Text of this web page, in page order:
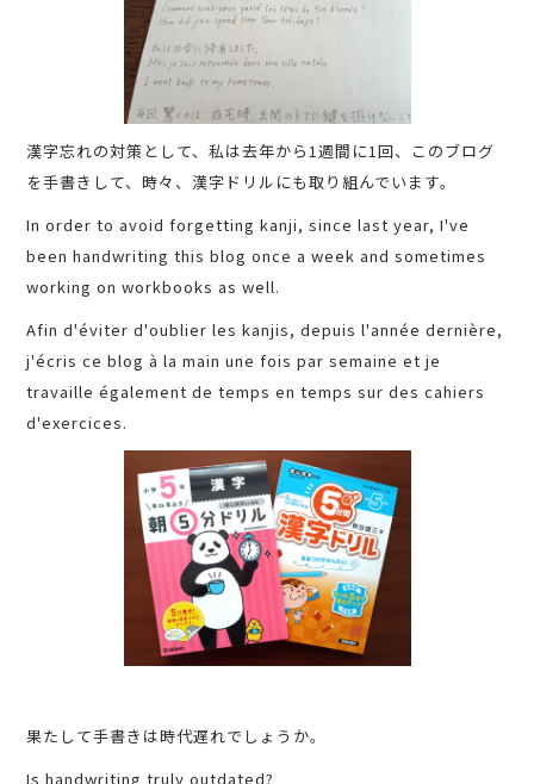
漢字忘れの対策として、私は去年から1週間に1回、このブログ
を手書きして、時々、漢字ドリルにも取り組んでいます。
In order to avoid forgetting kanji, since last year, I've
been handwriting this blog once a week and sometimes
working on workbooks as well.
Afin d'éviter d'oublier les kanjis, depuis l'année dernière,
j'écris ce blog à la main une fois par semaine et je
travaille également de temps en temps sur des cahiers
d'exercices.
果たして手書きは時代遅れでしょうか。
Is handwriting truly outdated?